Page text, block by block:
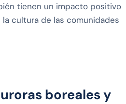
tienen un impacto positivo
cultura de las comunidades
boreales y